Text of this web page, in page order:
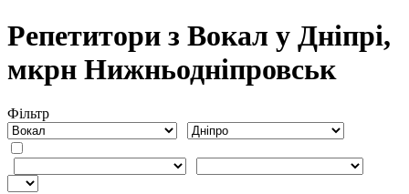
Репетитори з Вокал у Дніпрі,
мкрн Нижньодніпровськ
Фiльтр